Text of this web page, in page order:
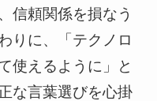
信頼関係を損なう
りに、「テクノロ
使えるように」と
な言葉選びを心掛